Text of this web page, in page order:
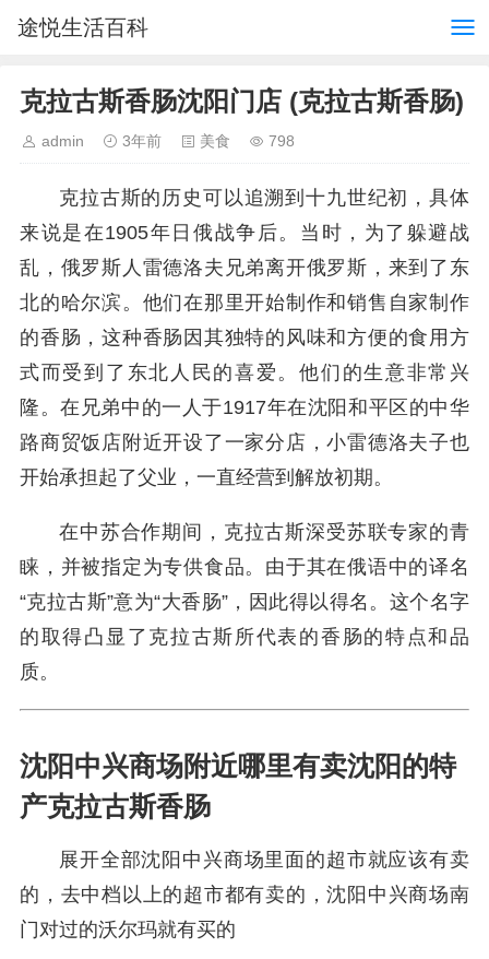
途悦生活百科
克拉古斯香肠沈阳门店 (克拉古斯香肠)
admin 3年前 美食 798
克拉古斯的历史可以追溯到十九世纪初，具体
来说是在1905年日俄战争后。当时，为了躲避战
乱，俄罗斯人雷德洛夫兄弟离开俄罗斯，来到了东
北的哈尔滨。他们在那里开始制作和销售自家制作
的香肠，这种香肠因其独特的风味和方便的食用方
式而受到了东北人民的喜爱。他们的生意非常兴
隆。在兄弟中的一人于1917年在沈阳和平区的中华
路商贸饭店附近开设了一家分店，小雷德洛夫子也
开始承担起了父业，一直经营到解放初期。
在中苏合作期间，克拉古斯深受苏联专家的青
睐，并被指定为专供食品。由于其在俄语中的译名
“克拉古斯”意为“大香肠”，因此得以得名。这个名字
的取得凸显了克拉古斯所代表的香肠的特点和品
质。
沈阳中兴商场附近哪里有卖沈阳的特
产克拉古斯香肠
展开全部沈阳中兴商场里面的超市就应该有卖
的，去中档以上的超市都有卖的，沈阳中兴商场南
门对过的沃尔玛就有买的